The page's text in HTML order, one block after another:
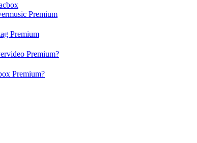
Premium
Premium
Premium?
Premium?